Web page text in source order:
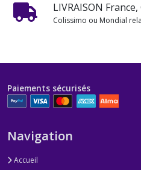
LIVRAISON
Colissimo ou Mondial
Paiements sécurisés
Navigation
Accueil